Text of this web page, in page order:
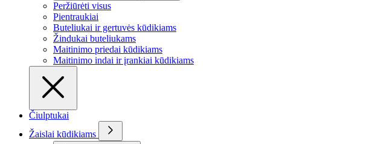
Peržiūrėti visus
Pientraukiai
Buteliukai ir gertuvės kūdikiams
Žindukai buteliukams
Maitinimo priedai kūdikiams
Maitinimo indai ir įrankiai kūdikiams
Čiulptukai
Žaislai kūdikiams